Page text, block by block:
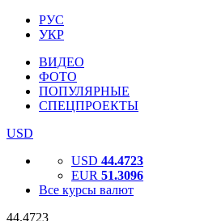
РУС
УКР
ВИДЕО
ФОТО
ПОПУЛЯРНЫЕ
СПЕЦПРОЕКТЫ
USD
USD 44.4723
EUR 51.3096
Все курсы валют
44.4723